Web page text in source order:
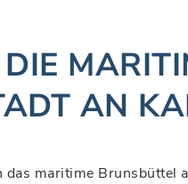
AN
maritime Brunsbüttel